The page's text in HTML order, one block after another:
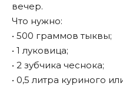
вечер.
Что нужно:
• 500 граммов тыквы;
• 1 луковица;
• 2 зубчика чеснока;
• 0,5 литра куриного